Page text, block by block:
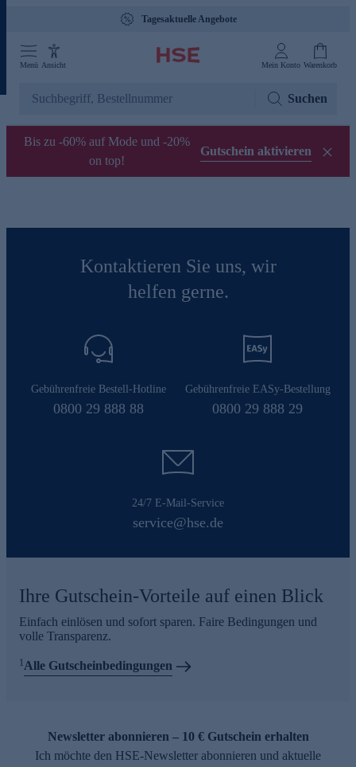
Tagesaktuelle Angebote
Menü Ansicht Mein Konto Warenkorb
Suchen
Bis zu -60% auf Mode und -20%
on top!
Gutschein aktivieren
Kontaktieren Sie uns, wir
helfen gerne.
Gebührenfreie Bestell-Hotline
0800 29 888 88
Gebührenfreie EASy-Bestellung
0800 29 888 29
24/7 E-Mail-Service
service@hse.de
Ihre Gutschein-Vorteile auf einen Blick
Einfach einlösen und sofort sparen. Faire Bedingungen und
volle Transparenz.
1Alle Gutscheinbedingungen
Newsletter abonnieren – 10 € Gutschein erhalten
Ich möchte den HSE-Newsletter abonnieren und aktuelle